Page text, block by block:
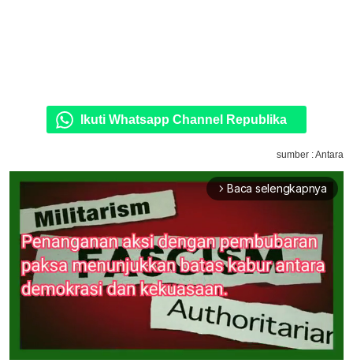
Ikuti Whatsapp Channel Republika
sumber : Antara
arrow_forward_ios Baca selengkapnya